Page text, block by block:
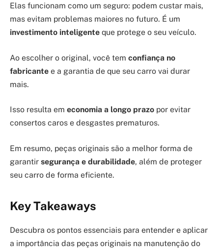
Elas funcionam como um seguro: podem custar mais,
mas evitam problemas maiores no futuro. É um
investimento inteligente que protege o seu veículo.
Ao escolher o original, você tem confiança no
fabricante e a garantia de que seu carro vai durar
mais.
Isso resulta em economia a longo prazo por evitar
consertos caros e desgastes prematuros.
Em resumo, peças originais são a melhor forma de
garantir segurança e durabilidade, além de proteger
seu carro de forma eficiente.
Key Takeaways
Descubra os pontos essenciais para entender e aplicar
a importância das peças originais na manutenção do